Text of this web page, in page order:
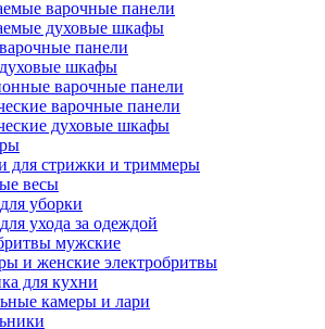
варочные панели
духовые шкафы
панели
шкафы
варочные панели
варочные панели
духовые шкафы
для стрижки и триммеры
весы
уборки
ухода за одеждой
мужские
и женские электробритвы
для кухни
камеры и лари